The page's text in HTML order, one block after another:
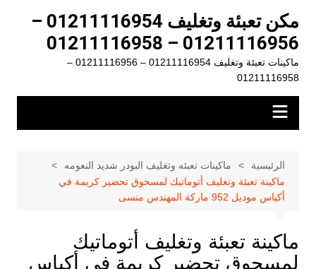
المحتوى
مكن تعبئة وتغليف 01211116954 –
01211116956 – 01211116958
ماكينات تعبئة وتغليف 01211116954 – 01211116956 –
01211116958
الرئيسية
ماكينات تعبئه وتغليف البودر شديد النعومه
ماكينة تعبئة وتغليف أتوماتيك لمسحوق تحضير كريمة في
أكياس موديل 952 ماركة المهندس منسى
ماكينة تعبئة وتغليف أتوماتيك
لمسحوق تحضير كريمة في أكياس